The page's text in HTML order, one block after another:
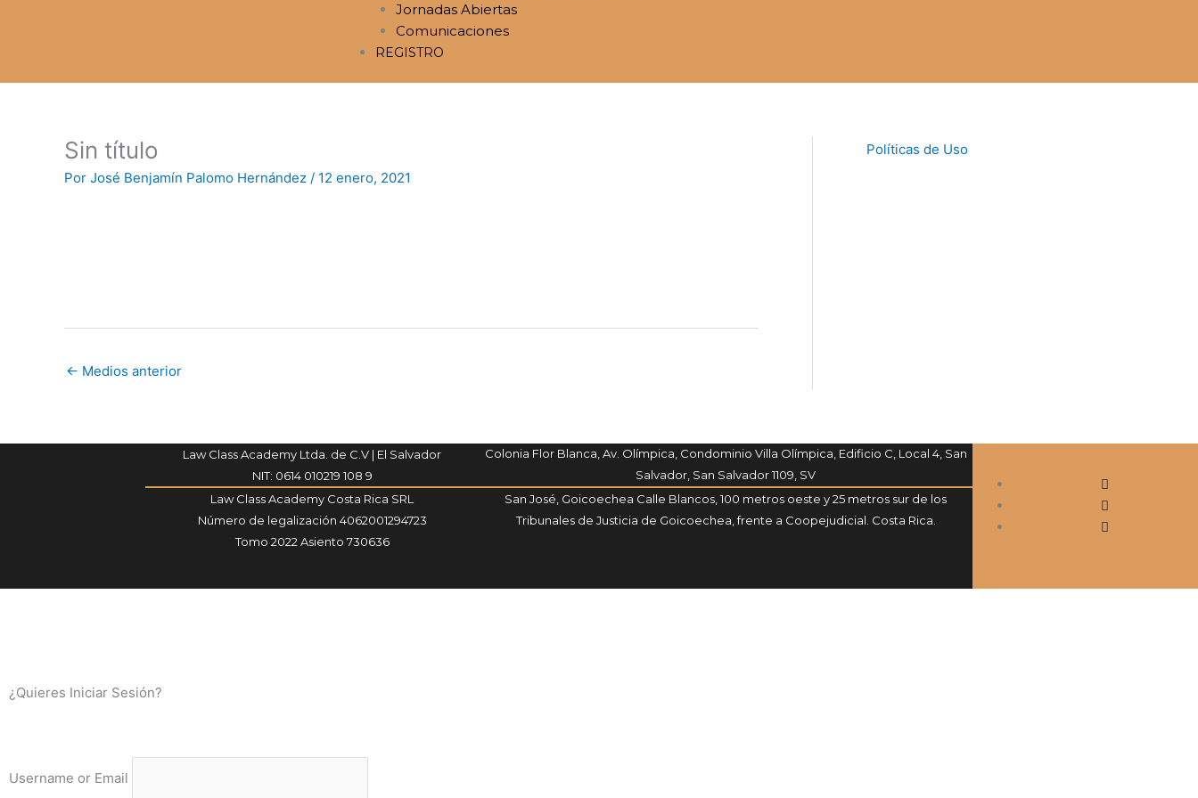
Jornadas Abiertas
Comunicaciones
REGISTRO
Sin título
Por José Benjamín Palomo Hernández / 12 enero, 2021
← Medios anterior
Políticas de Uso
Law Class Academy Ltda. de C.V | El Salvador
NIT: 0614 010219 108 9
Law Class Academy Costa Rica SRL
Número de legalización 4062001294723
Tomo 2022 Asiento 730636
Colonia Flor Blanca, Av. Olímpica, Condominio Villa Olímpica, Edificio C, Local 4, San
Salvador, San Salvador 1109, SV
San José, Goicoechea Calle Blancos, 100 metros oeste y 25 metros sur de los
Tribunales de Justicia de Goicoechea, frente a Coopejudicial. Costa Rica.
¿Quieres Iniciar Sesión?
Username or Email